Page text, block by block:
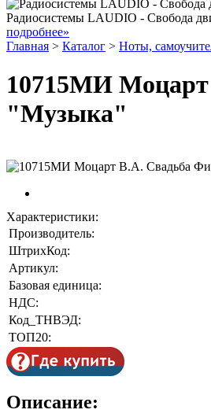
Радиосистемы LAUDIO - Свобода
подробнее»
Главная > Каталог > Ноты,
10715МИ Моцарт
"Музыка"
Характеристики:
Производитель:
ШтрихКод:
Артикул:
Базовая единица:
НДС:
Код_ТНВЭД:
ТОП20:
Описание: